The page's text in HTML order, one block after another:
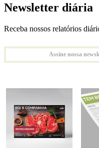
Newsletter diária
Receba nossos relatórios
Assine nossa